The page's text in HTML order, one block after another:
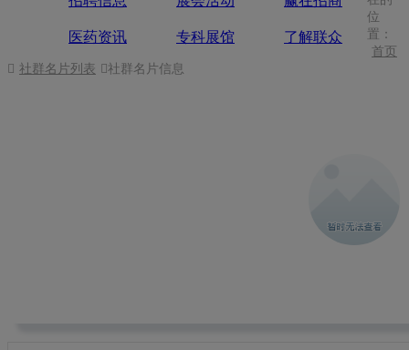
医药资讯
专科展馆 了解联众
位
置：
首页
社群名片列表
社群名片信息